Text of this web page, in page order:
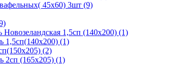
45х60) 3шт (9)
1,5сп (140х200) (1)
1,5сп(140х200) (1)
(2)
2сп (165х205) (1)